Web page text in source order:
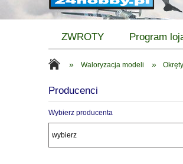
ZWROTY Program
» Waloryzacja modeli »
Producenci
Wybierz producenta